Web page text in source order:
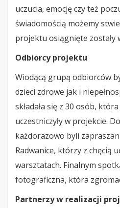
uczucia, emocję czy też
świadomością możemy
projektu osiągnięte zostały
Odbiorcy projektu
Wiodącą grupą odbiorców
dzieci zdrowe jak i
składała się z 30 osób,
uczestniczyły w projekcie.
każdorazowo byli
Radwanice, którzy z chęcią
warsztatach. Finalnym
fotograficzna, która
Partnerzy w realizacji